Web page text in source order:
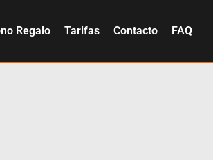
Regalo Tarifas Contacto FAQ